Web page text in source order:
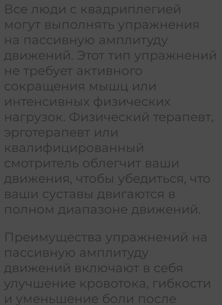
Все люди с квадриплегией
могут выполнять упражнения
на пассивную амплитуду
движений. Этот тип упражнений
не требует активного
сокращения мышц или
интенсивных физических
нагрузок. Физический терапевт,
эрготерапевт или
квалифицированный
смотритель облегчит ваши
движения, чтобы убедиться, что
ваши суставы двигаются в
полном диапазоне движений.
Преимущества упражнений на
пассивную амплитуду
движений включают в себя
улучшение кровотока, гибкости
и уменьшение боли после